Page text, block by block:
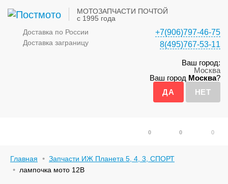
МОТОЗАПЧАСТИ ПОЧТОЙ
с 1995 года
Доставка по России
Доставка заграницу
+7(906)797-46-75
8(495)767-53-11
Ваш город:
Москва
Ваш город Москва?
0
0 0
Главная
Запчасти ИЖ Планета 5, 4, 3, СПОРТ
лампочка мото 12В